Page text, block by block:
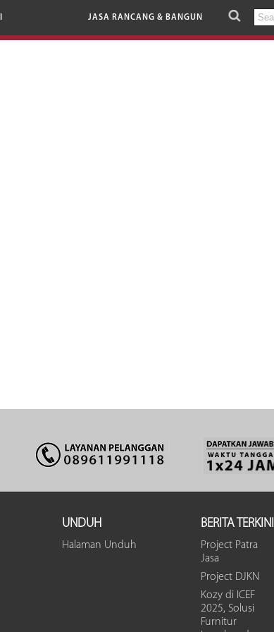
JASA RANCANG & BANGUN
Search
UNDUH
Halaman Unduh
BERITA TERKINI
Project Patra
Jasa
Project DJKN
Kozy di ICEF
2025, Solusi
Furnitur